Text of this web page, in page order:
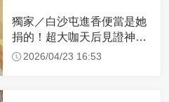
獨家／白沙屯進香便當是她
捐的！超大咖天后見證神
蹟 一靠近媽祖就爆哭
2026/04/23 16:53